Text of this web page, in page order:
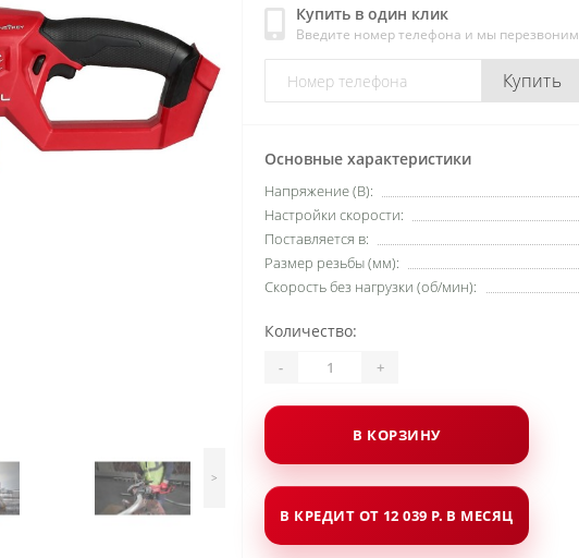
>
Купить в один клик
Введите номер телефона и мы перезвоним
Купить
Основные характеристики
Напряжение (В):
Настройки скорости:
Поставляется в:
Размер резьбы (мм):
Скорость без нагрузки (об/мин):
Количество:
- +
В КОРЗИНУ
В КРЕДИТ ОТ 12 039 Р. В МЕСЯЦ